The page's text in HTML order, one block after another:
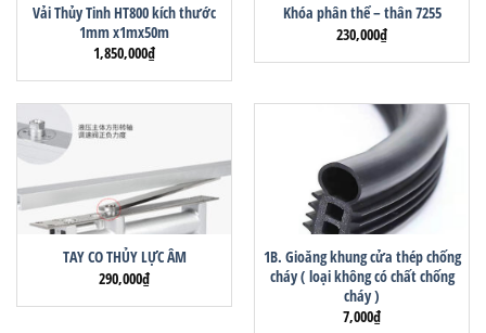
Vải Thủy Tinh HT800 kích thước
1mm x1mx50m
1,850,000₫
Khóa phân thể – thân 7255
230,000₫
TAY CO THỦY LỰC ÂM
290,000₫
1B. Gioăng khung cửa thép chống
cháy ( loại không có chất chống
cháy )
7,000₫